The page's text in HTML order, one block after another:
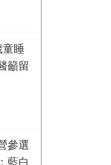
童睡
籲留
參選
藍白